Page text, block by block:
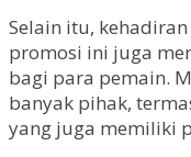
Selain itu,
promosi ini juga
bagi para pemain.
banyak pihak,
yang juga memiliki